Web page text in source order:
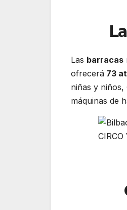
Las barracas
ofrecerá 73
niñas y
máquinas de